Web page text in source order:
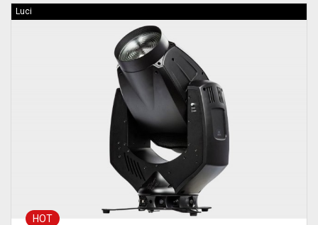
Luci
HOT